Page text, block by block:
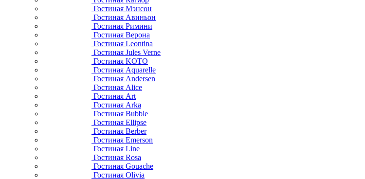
Гостиная Мэнсон
Гостиная Авиньон
Гостиная Римини
Гостиная Верона
Гостиная Leontina
Гостиная Jules Verne
Гостиная KOTO
Гостиная Aquarelle
Гостиная Andersen
Гостиная Alice
Гостиная Art
Гостиная Arka
Гостиная Bubble
Гостиная Ellipse
Гостиная Berber
Гостиная Emerson
Гостиная Line
Гостиная Rosa
Гостиная Gouache
Гостиная Olivia